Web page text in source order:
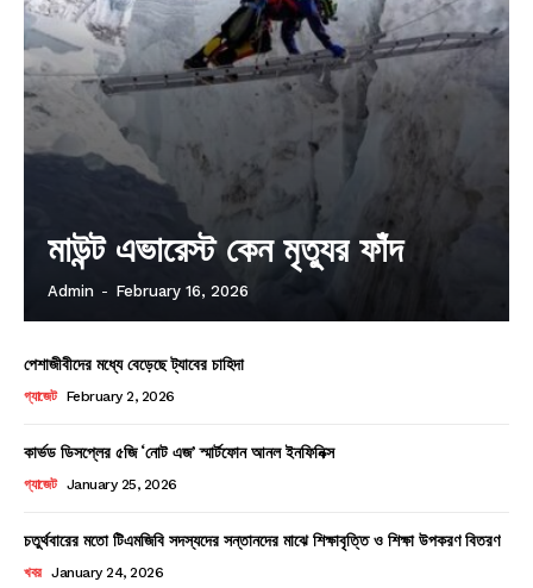
মাউন্ট এভারেস্ট কেন মৃত্যুর ফাঁদ
Admin - February 16, 2026
পেশাজীবীদের মধ্যে বেড়েছে ট্যাবের চাহিদা
গ্যাজেট February 2, 2026
কার্ভড ডিসপ্লের ৫জি ‘নোট এজ’ স্মার্টফোন আনল ইনফিনিক্স
গ্যাজেট January 25, 2026
চতুর্থবারের মতো টিএমজিবি সদস্যদের সন্তানদের মাঝে শিক্ষাবৃত্তি ও শিক্ষা উপকরণ বিতরণ
খবর January 24, 2026